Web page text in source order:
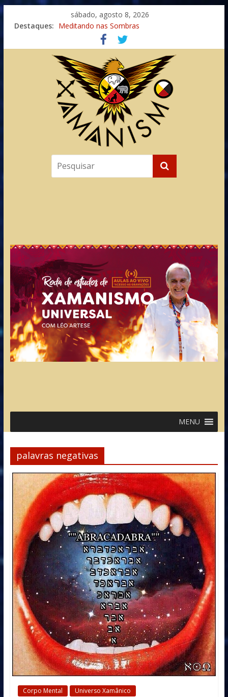
sábado, agosto 8, 2026
Destaques: Meditando nas Sombras
Autosuficiência: A Jornada do Espírito Ancestral
Xamanismo Universal
Totens – Caminho Espiritual – Crescimento
Imaginação na Cura
MENU
palavras negativas
Corpo Mental Universo Xamânico